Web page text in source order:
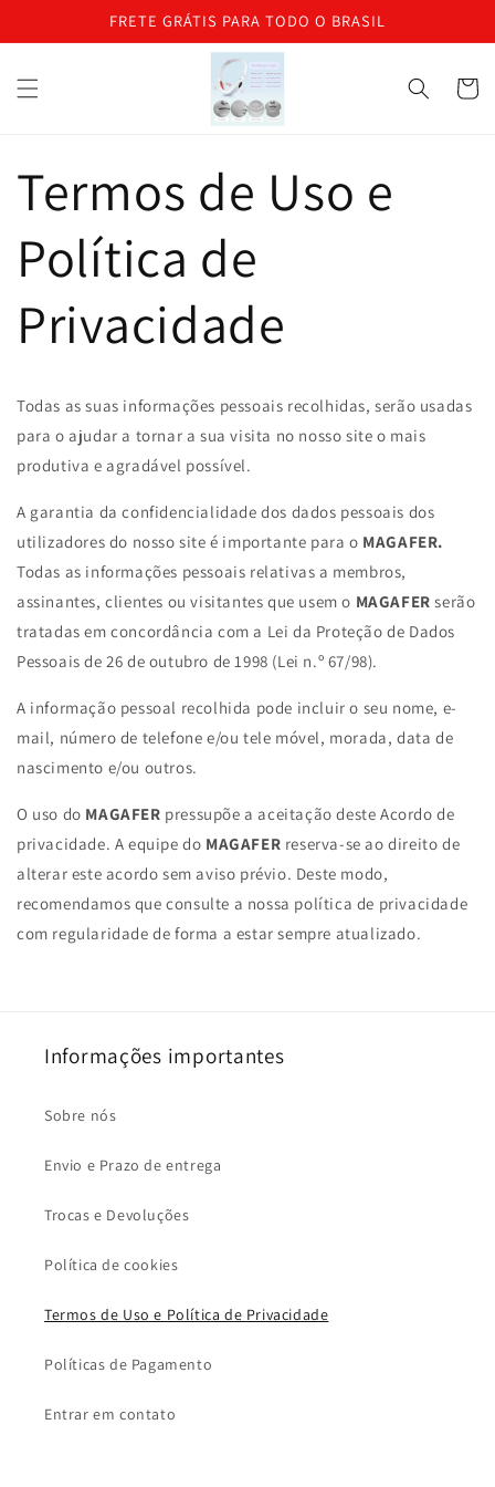
Pular paraFRETE GRÁTIS PARA TODO O BRASIL
Termos de Uso e
Política de
Privacidade
Todas as suas informações pessoais recolhidas, serão usadas
para o ajudar a tornar a sua visita no nosso site o mais
produtiva e agradável possível.
A garantia da confidencialidade dos dados pessoais dos
utilizadores do nosso site é importante para o MAGAFER.
Todas as informações pessoais relativas a membros,
assinantes, clientes ou visitantes que usem o MAGAFERserão
tratadas em concordância com a Lei da Proteção de Dados
Pessoais de 26 de outubro de 1998 (Lei n.º 67/98).
A informação pessoal recolhida pode incluir o seu nome, e-
mail, número de telefone e/ou tele móvel, morada, data de
nascimento e/ou outros.
O uso do MAGAFER pressupõe a aceitação deste Acordo de
privacidade. A equipe do MAGAFER reserva-se ao direito de
alterar este acordo sem aviso prévio. Deste modo,
recomendamos que consulte a nossa política de privacidade
com regularidade de forma a estar sempre atualizado.
Informações importantes
Sobre nós
Envio e Prazo de entrega
Trocas e Devoluções
Política de cookies
Termos de Uso e Política de Privacidade
Políticas de Pagamento
Entrar em contato